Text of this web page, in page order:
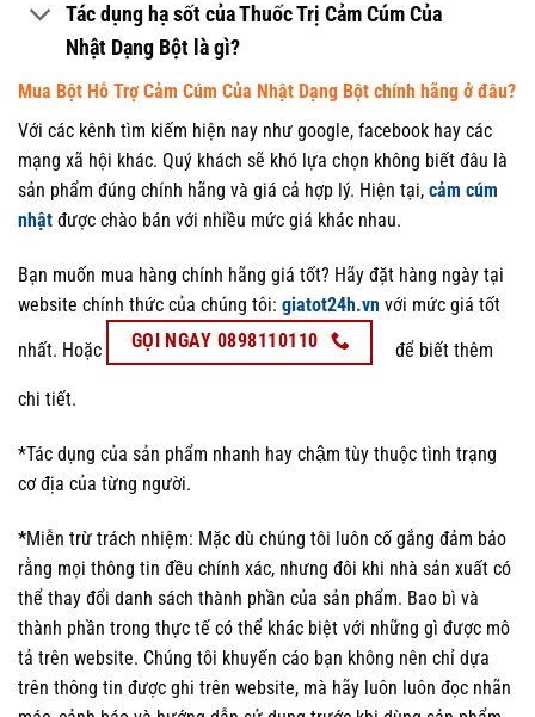
Tác dụng hạ sốt của Thuốc Trị Cảm Cúm Của
Nhật Dạng Bột là gì?
Mua Bột Hỗ Trợ Cảm Cúm Của Nhật Dạng Bột chính hãng ở đâu?
Với các kênh tìm kiếm hiện nay như google, facebook hay các
mạng xã hội khác. Quý khách sẽ khó lựa chọn không biết đâu là
sản phẩm đúng chính hãng và giá cả hợp lý. Hiện tại, cảm cúm
nhật được chào bán với nhiều mức giá khác nhau.
Bạn muốn mua hàng chính hãng giá tốt? Hãy đặt hàng ngày tại
website chính thức của chúng tôi: giatot24h.vn với mức giá tốt
nhất. Hoặc GỌI NGAY 0898110110 để biết thêm
chi tiết.
*Tác dụng của sản phẩm nhanh hay chậm tùy thuộc tình trạng
cơ địa của từng người.
*Miễn trừ trách nhiệm: Mặc dù chúng tôi luôn cố gắng đảm bảo
rằng mọi thông tin đều chính xác, nhưng đôi khi nhà sản xuất có
thể thay đổi danh sách thành phần của sản phẩm. Bao bì và
thành phần trong thực tế có thể khác biệt với những gì được mô
tả trên website. Chúng tôi khuyến cáo bạn không nên chỉ dựa
trên thông tin được ghi trên website, mà hãy luôn luôn đọc nhãn